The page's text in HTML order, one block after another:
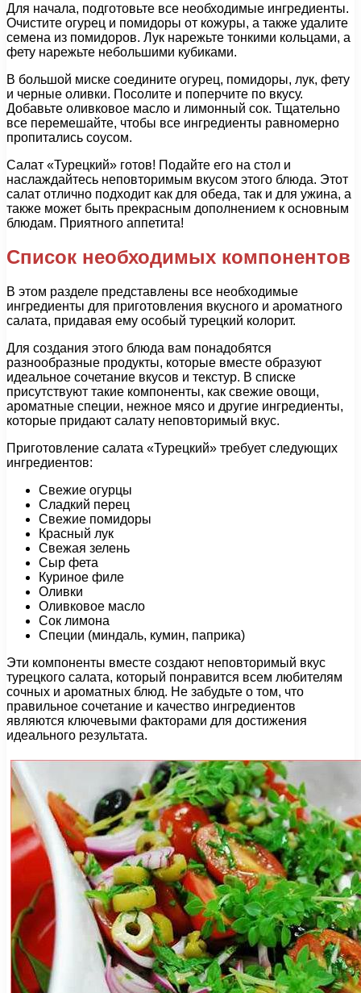
Для начала, подготовьте все необходимые ингредиенты.
Очистите огурец и помидоры от кожуры, а также удалите
семена из помидоров. Лук нарежьте тонкими кольцами, а
фету нарежьте небольшими кубиками.
В большой миске соедините огурец, помидоры, лук, фету
и черные оливки. Посолите и поперчите по вкусу.
Добавьте оливковое масло и лимонный сок. Тщательно
все перемешайте, чтобы все ингредиенты равномерно
пропитались соусом.
Салат «Турецкий» готов! Подайте его на стол и
наслаждайтесь неповторимым вкусом этого блюда. Этот
салат отлично подходит как для обеда, так и для ужина, а
также может быть прекрасным дополнением к основным
блюдам. Приятного аппетита!
Список необходимых компонентов
В этом разделе представлены все необходимые
ингредиенты для приготовления вкусного и ароматного
салата, придавая ему особый турецкий колорит.
Для создания этого блюда вам понадобятся
разнообразные продукты, которые вместе образуют
идеальное сочетание вкусов и текстур. В списке
присутствуют такие компоненты, как свежие овощи,
ароматные специи, нежное мясо и другие ингредиенты,
которые придают салату неповторимый вкус.
Приготовление салата «Турецкий» требует следующих
ингредиентов:
Свежие огурцы
Сладкий перец
Свежие помидоры
Красный лук
Свежая зелень
Сыр фета
Куриное филе
Оливки
Оливковое масло
Сок лимона
Специи (миндаль, кумин, паприка)
Эти компоненты вместе создают неповторимый вкус
турецкого салата, который понравится всем любителям
сочных и ароматных блюд. Не забудьте о том, что
правильное сочетание и качество ингредиентов
являются ключевыми факторами для достижения
идеального результата.